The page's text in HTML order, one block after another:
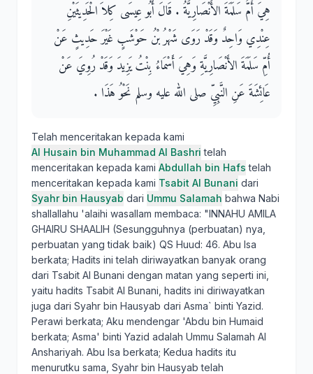
هِيَ أُمُّ سَلَمَةَ الأَنْصَارِيَّةُ ‏.‏ قَالَ أَبُو عِيسَى كِلاَ الْحَدِيثَيْنِ
عِنْدِي وَاحِدٌ وَقَدْ رَوَى شَهْرُ بْنُ حَوْشَبٍ غَيْرَ حَدِيثٍ عَنْ
أُمِّ سَلَمَةَ الأَنْصَارِيَّةِ وَهِيَ أَسْمَاءُ بِنْتُ يَزِيدَ وَقَدْ رُوِيَ عَنْ
عَائِشَةَ عَنِ النَّبِيِّ صلى الله عليه وسلم نَحْوُ هَذَا ‏.‏
Telah menceritakan kepada kami
Al Husain bin Muhammad Al Bashri telah
menceritakan kepada kami Abdullah bin Hafs telah
menceritakan kepada kami Tsabit Al Bunani dari
Syahr bin Hausyab dari Ummu Salamah bahwa Nabi
shallallahu 'alaihi wasallam membaca: "INNAHU AMILA
GHAIRU SHAALIH (Sesungguhnya (perbuatan) nya,
perbuatan yang tidak baik) QS Huud: 46. Abu Isa
berkata; Hadits ini telah diriwayatkan banyak orang
dari Tsabit Al Bunani dengan matan yang seperti ini,
yaitu hadits Tsabit Al Bunani, hadits ini diriwayatkan
juga dari Syahr bin Hausyab dari Asma` binti Yazid.
Perawi berkata; Aku mendengar 'Abdu bin Humaid
berkata; Asma' binti Yazid adalah Ummu Salamah Al
Anshariyah. Abu Isa berkata; Kedua hadits itu
menurutku sama, Syahr bin Hausyab telah